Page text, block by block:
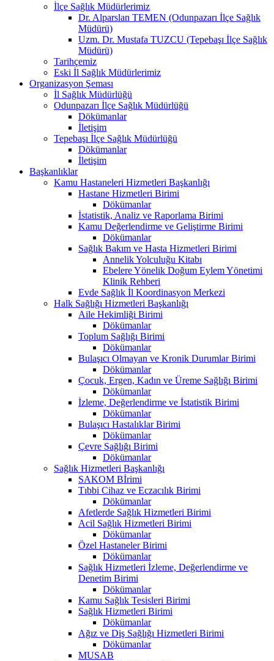
İlçe Sağlık Müdürlerimiz
Dr. Alparslan TEMEN (Odunpazarı İlçe Sağlık
Müdürü)
Uzm. Dr. Mustafa TUZCU (Tepebaşı İlçe Sağlık
Müdürü)
Tarihçemiz
Eski İl Sağlık Müdürlerimiz
Organizasyon Şeması
İl Sağlık Müdürlüğü
Odunpazarı İlçe Sağlık Müdürlüğü
Dökümanlar
İletişim
Tepebaşı İlçe Sağlık Müdürlüğü
Dökümanlar
İletişim
Başkanlıklar
Kamu Hastaneleri Hizmetleri Başkanlığı
Hastane Hizmetleri Birimi
Dökümanlar
İstatistik, Analiz ve Raporlama Birimi
Kamu Değerlendirme ve Geliştirme Birimi
Dökümanlar
Sağlık Bakım ve Hasta Hizmetleri Birimi
Annelik Yolculuğu Kitabı
Ebelere Yönelik Doğum Eylem Yönetimi
Klinik Rehberi
Evde Sağlık İl Koordinasyon Merkezi
Halk Sağlığı Hizmetleri Başkanlığı
Aile Hekimliği Birimi
Dökümanlar
Toplum Sağlığı Birimi
Dökümanlar
Bulaşıcı Olmayan ve Kronik Durumlar Birimi
Dökümanlar
Çocuk, Ergen, Kadın ve Üreme Sağlığı Birimi
Dökümanlar
İzleme, Değerlendirme ve İstatistik Birimi
Dökümanlar
Bulaşıcı Hastalıklar Birimi
Dökümanlar
Çevre Sağlığı Birimi
Dökümanlar
Sağlık Hizmetleri Başkanlığı
SAKOM Bİrimi
Tıbbi Cihaz ve Eczacılık Birimi
Dökümanlar
Afetlerde Sağlık Hizmetleri Birimi
Acil Sağlık Hizmetleri Birimi
Dökümanlar
Özel Hastaneler Birimi
Dökümanlar
Sağlık Hizmetleri İzleme, Değerlendirme ve
Denetim Birimi
Dökümanlar
Kamu Sağlık Tesisleri Birimi
Sağlık Hizmetleri Birimi
Dökümanlar
Ağız ve Diş Sağlığı Hizmetleri Birimi
Dökümanlar
MUSAB